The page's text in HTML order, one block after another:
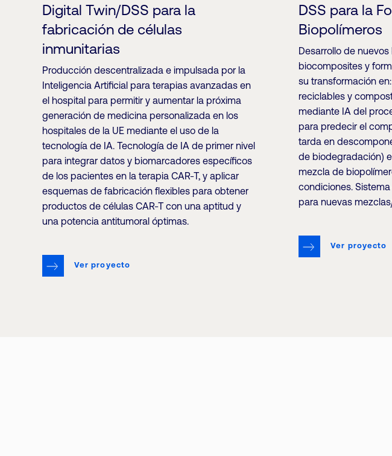
Digital Twin/DSS para la
fabricación de células
inmunitarias
Producción descentralizada e impulsada por la
Inteligencia Artificial para terapias avanzadas en
el hospital para permitir y aumentar la próxima
generación de medicina personalizada en los
hospitales de la UE mediante el uso de la
tecnología de IA. Tecnología de IA de primer nivel
para integrar datos y biomarcadores específicos
de los pacientes en la terapia CAR-T, y aplicar
esquemas de fabricación flexibles para obtener
productos de células CAR-T con una aptitud y
una potencia antitumoral óptimas.
Ver proyecto
DSS para la
Biopolímeros
Desarrollo de
biocomposites y
su transformación
reciclables y
mediante IA del
para predecir el
tarda en
de biodegradación)
mezcla de
condiciones.
para nuevas
Ver proyecto